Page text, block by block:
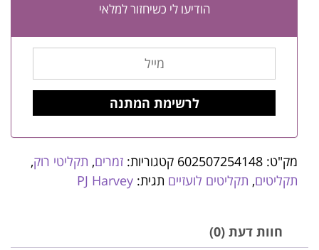
הודיעו לי כשיחזור למלאי
מק"ט: 602507254148 קטגוריות: זמרים, תקליטי רוק,
תקליטים, תקליטים לועזיים תגית: PJ Harvey
חוות דעת (0)